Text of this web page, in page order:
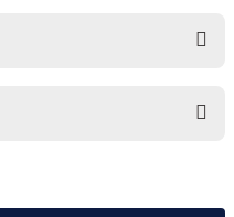
kullanarak tarafımıza